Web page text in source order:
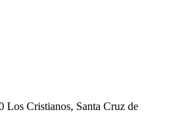
Los Cristianos, Santa Cruz de